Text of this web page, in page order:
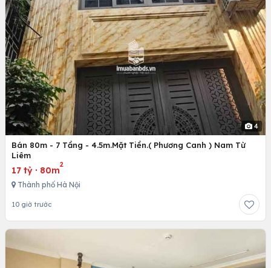
4
Bán 80m - 7 Tầng - 4.5m.Mặt Tiền.( Phương Canh ) Nam Từ
Liêm
17 tỷ · 80m
2
Thành phố Hà Nội
10 giờ trước